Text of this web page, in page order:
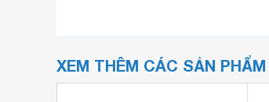
XEM THÊM CÁC SẢN